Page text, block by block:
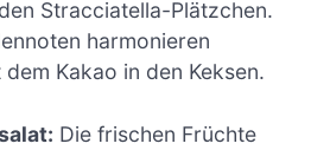
Stracciatella-Plätzchen.
harmonieren
Kakao in den Keksen.
Die frischen Früchte